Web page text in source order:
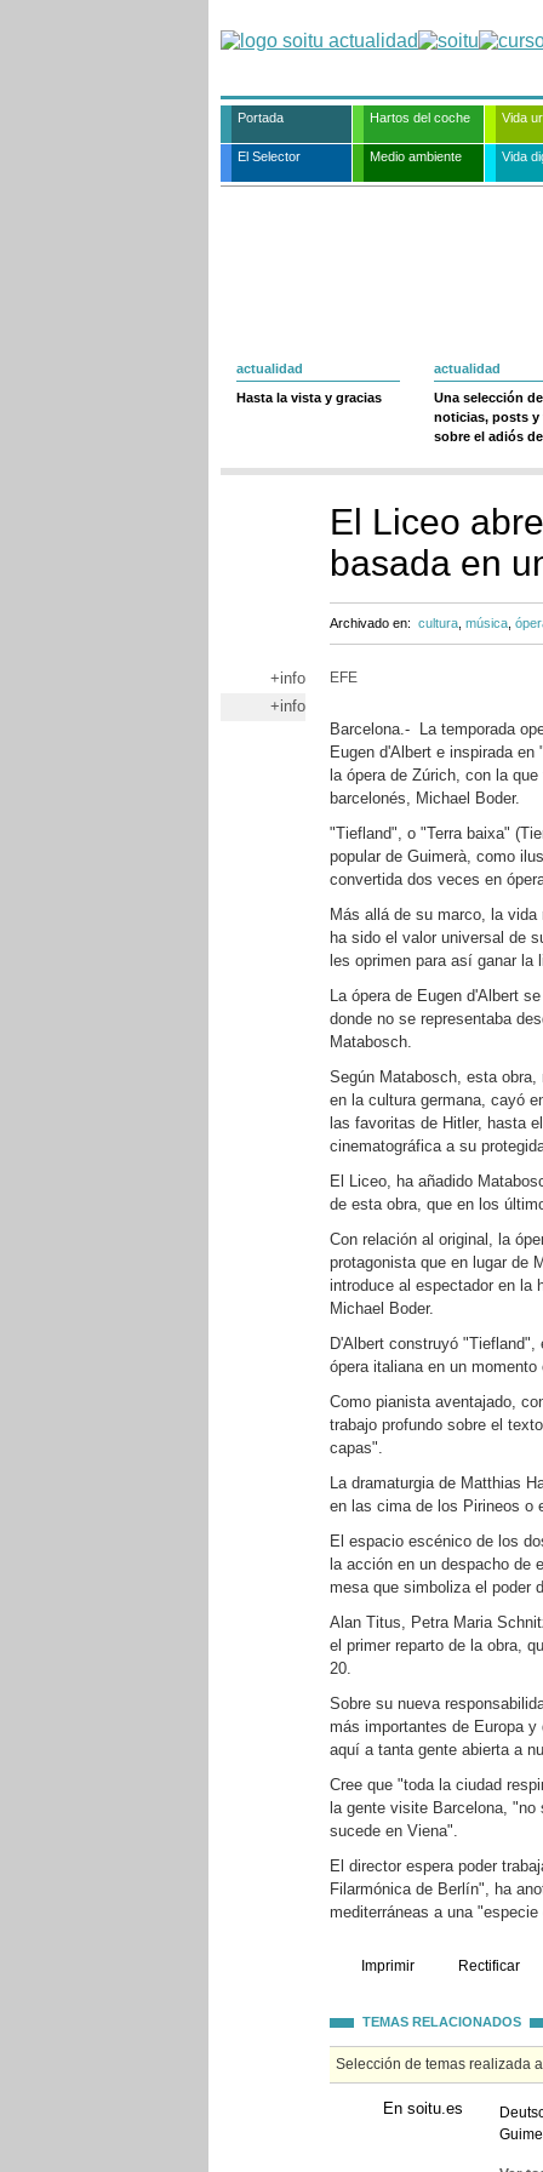
Portada Hartos del coche Vida
El Selector Medio ambiente Vida
actualidad
Hasta la vista y gracias
actualidad
Una selección de
noticias, posts y
sobre el adiós
El Liceo
basada en
Archivado en: cultura música
+info
+info
EFE
Barcelona.- La temporada
Eugen d'Albert e inspirada
la ópera de Zúrich, con la
barcelonés, Michael Boder.
"Tiefland", o "Terra baixa"
popular de Guimerà, como
convertida dos veces en
Más allá de su marco, la
ha sido el valor universal de
les oprimen para así ganar la
La ópera de Eugen d'Albert
donde no se representaba
Matabosch.
Según Matabosch, esta
en la cultura germana, cayó
las favoritas de Hitler, hasta
cinematográfica a su
El Liceo, ha añadido
de esta obra, que en los
Con relación al original, la
protagonista que en lugar de
introduce al espectador en la
Michael Boder.
D'Albert construyó
ópera italiana en un
Como pianista aventajado,
trabajo profundo sobre el
capas".
La dramaturgia de Matthias
en las cima de los Pirineos o
El espacio escénico de los
la acción en un despacho de
mesa que simboliza el poder
Alan Titus, Petra Maria
el primer reparto de la obra,
20.
Sobre su nueva
más importantes de Europa
aquí a tanta gente abierta a
Cree que "toda la ciudad
la gente visite Barcelona,
sucede en Viena".
El director espera poder
Filarmónica de Berlín", ha
mediterráneas a una
Imprimir Rectificar
TEMAS RELACIONADOS
Selección de temas realizada
En soitu.es